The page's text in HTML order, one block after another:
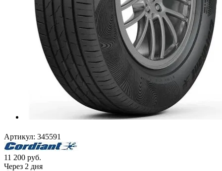
Артикул: 345591
11 200 руб.
Через 2 дня